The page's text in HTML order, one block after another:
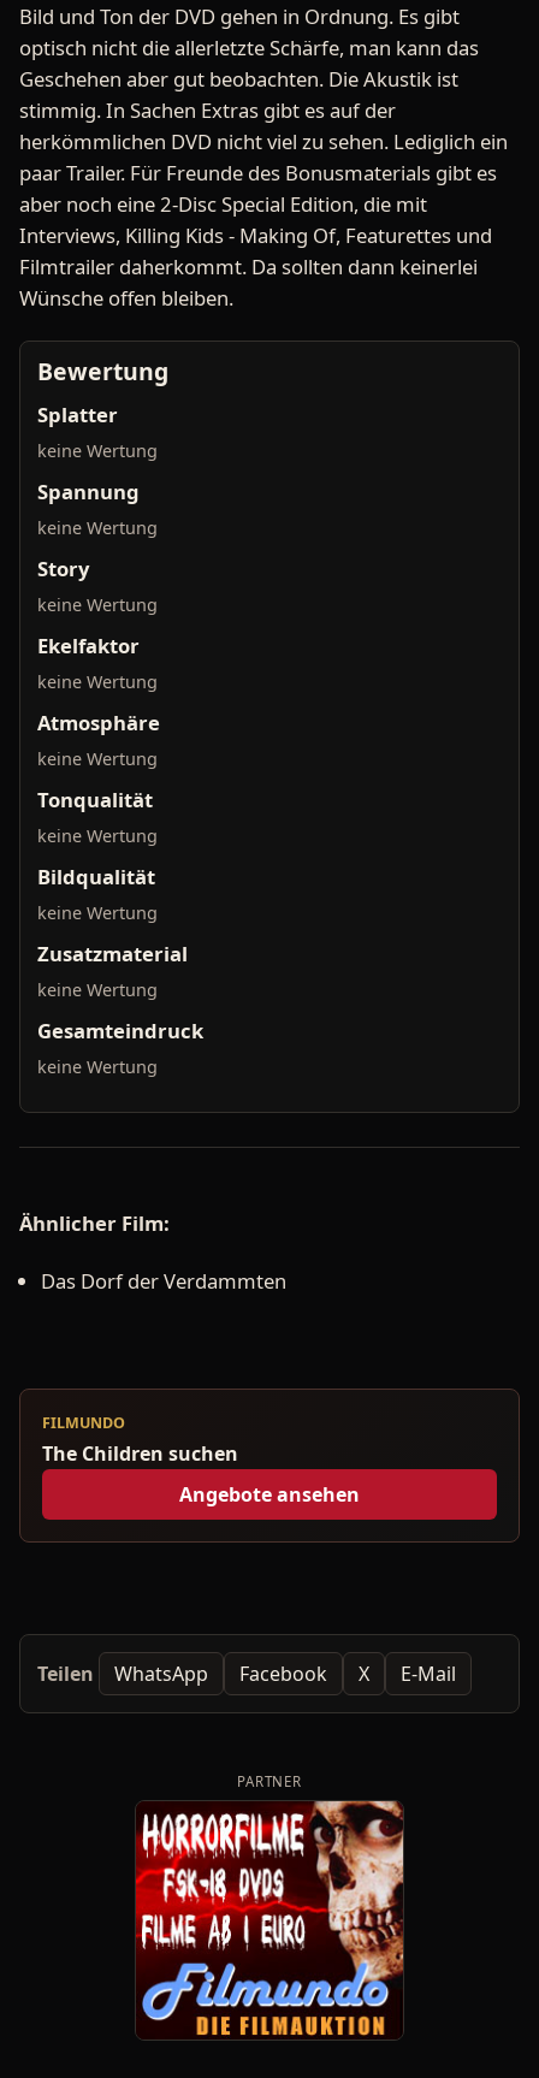
Bild und Ton der DVD gehen in Ordnung. Es gibt
optisch nicht die allerletzte Schärfe, man kann das
Geschehen aber gut beobachten. Die Akustik ist
stimmig. In Sachen Extras gibt es auf der
herkömmlichen DVD nicht viel zu sehen. Lediglich ein
paar Trailer. Für Freunde des Bonusmaterials gibt es
aber noch eine 2-Disc Special Edition, die mit
Interviews, Killing Kids - Making Of, Featurettes und
Filmtrailer daherkommt. Da sollten dann keinerlei
Wünsche offen bleiben.
Bewertung
Splatter
keine Wertung
Spannung
keine Wertung
Story
keine Wertung
Ekelfaktor
keine Wertung
Atmosphäre
keine Wertung
Tonqualität
keine Wertung
Bildqualität
keine Wertung
Zusatzmaterial
keine Wertung
Gesamteindruck
keine Wertung
Ähnlicher Film:
Das Dorf der Verdammten
FILMUNDO
The Children suchen
Angebote ansehen
Teilen WhatsApp Facebook X E-Mail
PARTNER